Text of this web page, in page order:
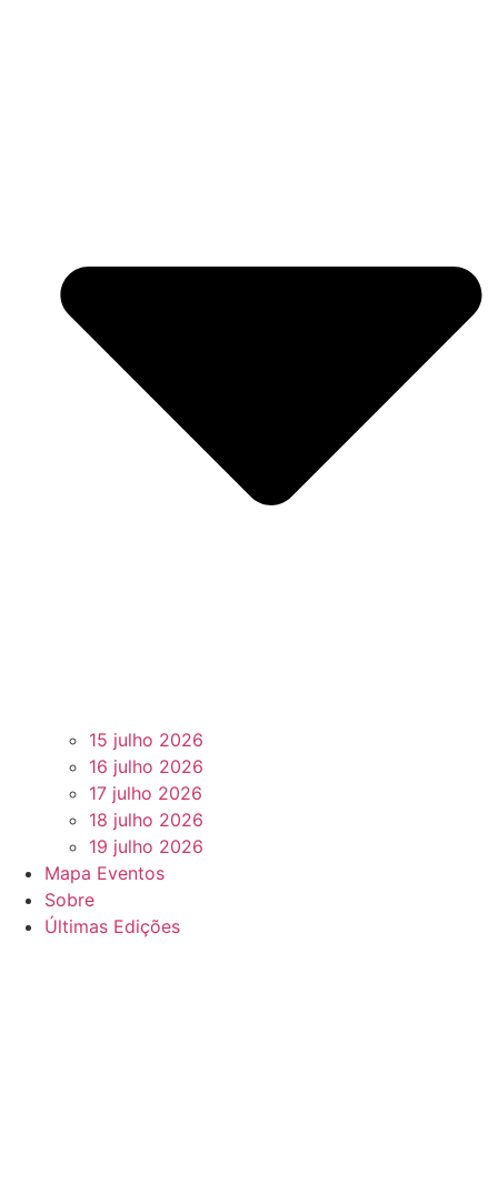
15 julho 2026
16 julho 2026
17 julho 2026
18 julho 2026
19 julho 2026
Mapa Eventos
Sobre
Últimas Edições